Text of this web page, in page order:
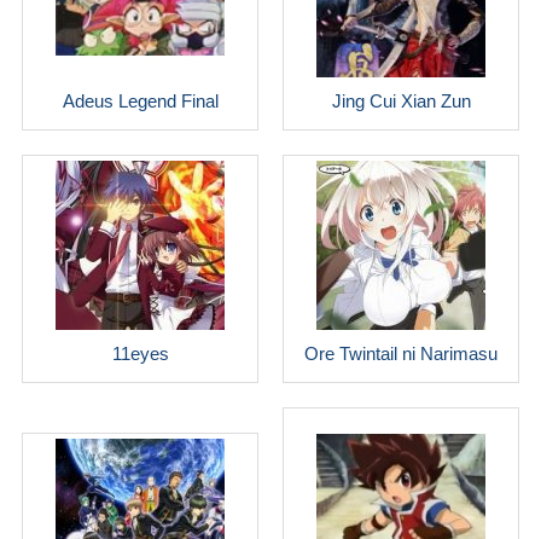
Adeus Legend Final Jing Cui Xian Zun
11eyes Ore Twintail ni Narimasu